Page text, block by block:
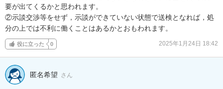
要が出てくるかと思われます。
②示談交渉等をせず，示談ができていない状態で送検となれば，処
分の上では不利に働くことはあるかとおもわれます。
役に立った 0 2025年1月24日 18:42
匿名希望 さん